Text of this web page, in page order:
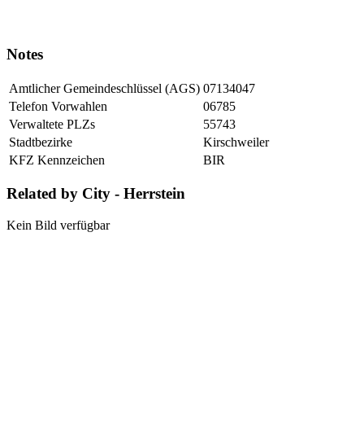
Notes
Amtlicher Gemeindeschlüssel (AGS) 07134047
Telefon Vorwahlen
06785
Verwaltete PLZs
55743
Stadtbezirke
Kirschweiler
KFZ Kennzeichen
BIR
Related by City - Herrstein
Kein Bild verfügbar